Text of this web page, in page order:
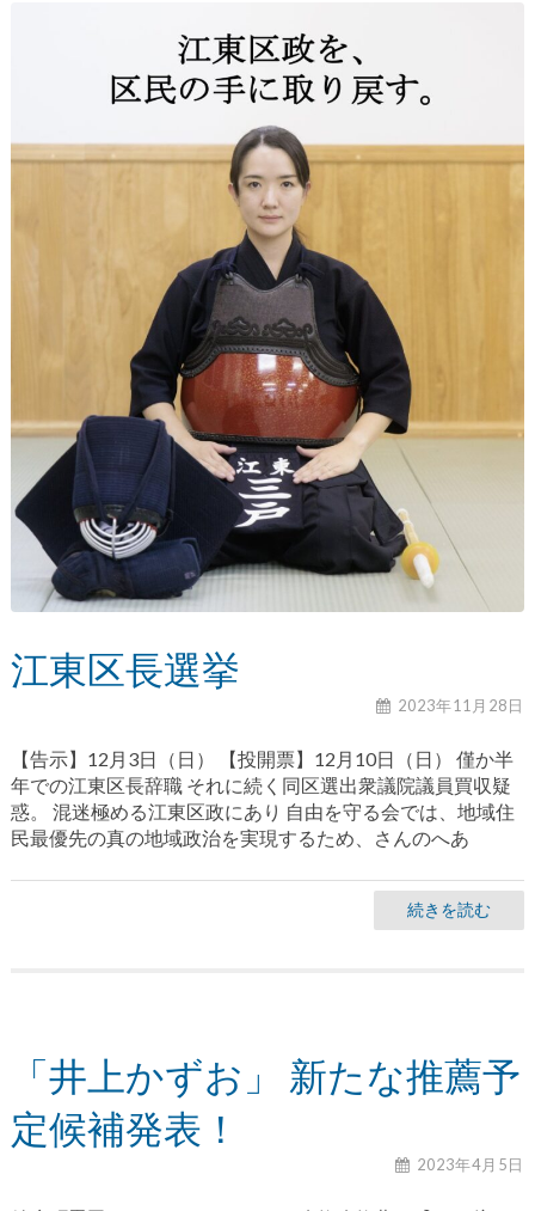
江東区長選挙
2023年11月28日
【告示】12月3日（日） 【投開票】12月10日（日） 僅か半
年での江東区長辞職 それに続く同区選出衆議院議員買収疑
惑。 混迷極める江東区政にあり 自由を守る会では、地域住
民最優先の真の地域政治を実現するため、さんのへあ
続きを読む
「井上かずお」 新たな推薦予
定候補発表！
2023年4月5日